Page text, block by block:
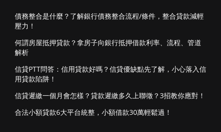
債務整合是什麼？了解銀行債務整合流程/條件，整合貸款減輕
壓力！
何謂房屋抵押貸款？拿房子向銀行抵押借款利率、流程、管道
解析
信貸PTT問答：信用貸款好嗎？信貸優缺點先了解，小心落入信
用貸款陷阱！
信貸遲繳一個月會怎樣？貸款遲繳多久上聯徵？3招教你應對！
合法小額貸款6大平台統整，小額借款30萬輕鬆過！